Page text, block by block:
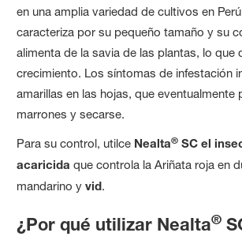
en una amplia variedad de cultivos en
caracteriza por su pequeño tamaño y su
alimenta de la savia de las plantas, lo que
crecimiento. Los síntomas de infestación
amarillas en las hojas, que eventualmente
marrones y secarse.
Para su control, utilce Nealta® SC el
acaricida que controla la Ariñata roja en
mandarino yvid.
¿Por qué utilizar Nealta®